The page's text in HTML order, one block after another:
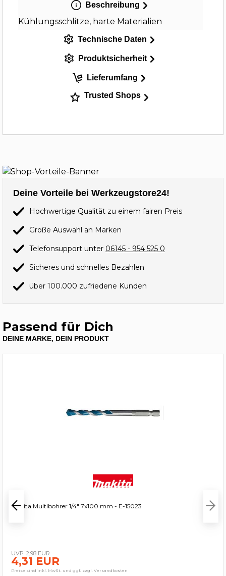
Beschreibung
Kühlungsschlitze, harte Materialien
Technische Daten
Produktsicherheit
Lieferumfang
Trusted Shops
Deine Vorteile bei Werkzeugstore24!
Hochwertige Qualität zu einem fairen Preis
Große Auswahl an Marken
Telefonsupport unter 06145 - 954 525 0
Sicheres und schnelles Bezahlen
über 100.000 zufriedene Kunden
Passend für Dich
DEINE MARKE, DEIN PRODUKT
Makita Multibohrer 1/4" 7x100 mm - E-15023
2,98 EUR
4,31 EUR
Preise sind inkl. MwSt. und ggf. zzgl. Versandkosten